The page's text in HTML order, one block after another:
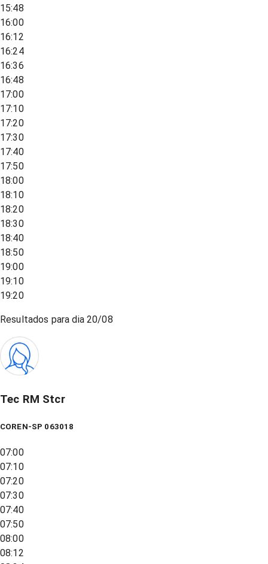
15:48
16:00
16:12
16:24
16:36
16:48
17:00
17:10
17:20
17:30
17:40
17:50
18:00
18:10
18:20
18:30
18:40
18:50
19:00
19:10
19:20
Resultados para dia20/08
Tec RM Stcr
COREN-SP 063018
07:00
07:10
07:20
07:30
07:40
07:50
08:00
08:12